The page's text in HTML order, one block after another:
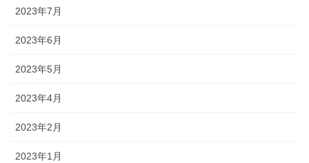
2023年7月
2023年6月
2023年5月
2023年4月
2023年2月
2023年1月